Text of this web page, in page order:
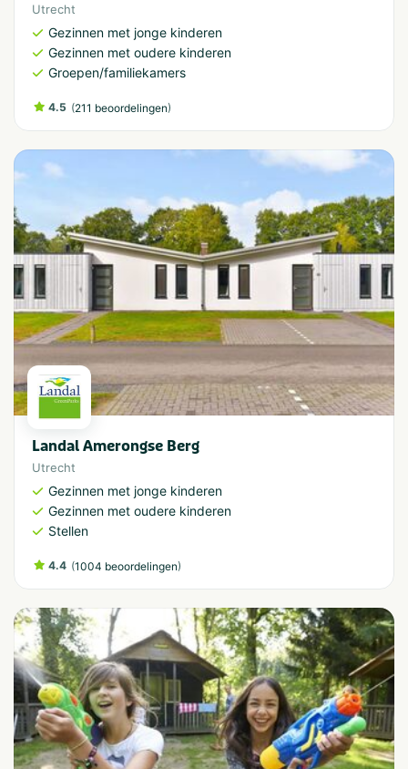
Utrecht
Gezinnen met jonge kinderen
Gezinnen met oudere kinderen
Groepen/familiekamers
4.5 (211 beoordelingen)
Landal Amerongse Berg
Utrecht
Gezinnen met jonge kinderen
Gezinnen met oudere kinderen
Stellen
4.4 (1004 beoordelingen)